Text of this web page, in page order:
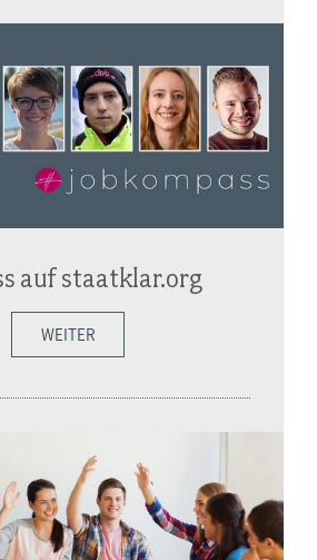
auf staatklar.org
WEITER